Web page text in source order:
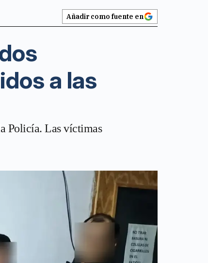
Añadir como fuente en
a las
Policía. Las víctimas